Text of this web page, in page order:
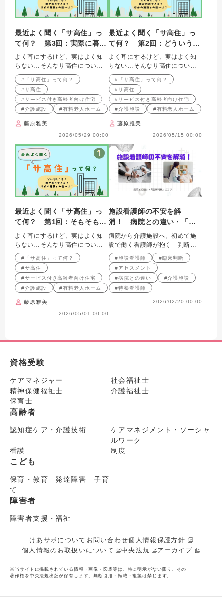
最近よく聞く「サ高住」っ
て何？ 第3回：実際に暮ら
しているのはどんな人？ 〜
タイプ別・エピソード別の
「暮らし」のリアル〜
よく耳にするけど、実はよく知
らない…そんなサ高住について
解説します
#「サ高住」って何？
#サ高住
#サービス付き高齢者向け住宅
#介護施設
#有料老人ホーム
藤原雅美
2026/05/29 00:00
最近よく聞く「サ高住」っ
て何？ 第2回：どういう人
が利用できるの？ 〜入居要
件と「3つのタイプ」〜
よく耳にするけど、実はよく知
らない…そんなサ高住について
解説します
#「サ高住」って何？
#サ高住
#サービス付き高齢者向け住宅
#介護施設
#有料老人ホーム
藤原雅美
2026/05/15 00:00
最近よく聞く「サ高住」っ
て何？ 第1回：そもそも
「サ高住」って、ほかの施
設と何が違うの？
よく耳にするけど、実はよく知
らない…そんなサ高住について
解説します
#「サ高住」って何？
#サ高住
#サービス付き高齢者向け住宅
#介護施設
#有料老人ホーム
藤原雅美
2026/05/01 00:00
施設看護師の不安を解
消！ 病院との違い・「臨
床判断」のコツ
病院から介護施設へ。初めて施
設で働く看護師が抱く「判断」
への不安を、医師の視点から解
消します。
#施設看護師
#臨床判断
#アセスメント
#病院との違い
#介護施設
#特養看護師
2026/02/20 00:00
資格受験
ケアマネジャー
社会福祉士
精神保健福祉士
介護福祉士
保育士
高齢者
認知症ケア・介護技術
ケアマネジメント・ソーシャ
ルワーク
看護
制度
こども
保育・教育 発達障害 子育
て
障害者
障害者支援・福祉
けあサポについて お問い合わせ個人情報保護方針
個人情報のお取扱いについて
中央法規 アーカイブ
※当サイトに掲載されている情報・画像・図表等は、特に明示がない限り、その
著作権を中央法規出版が保有します。無断引用・転載・複製は禁じます。